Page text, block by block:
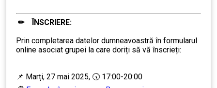
✏ ÎNSCRIERE:
Prin completarea datelor dumneavoastră în formularul
online asociat grupei la care doriți să vă înscrieți:
📌 Marți, 27 mai 2025, 🕠 17:00-20:00